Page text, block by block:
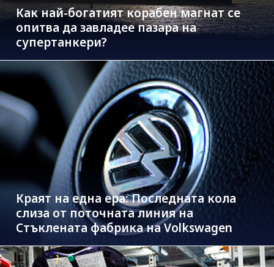
Как най-богатият корабен магнат се
опитва да завладее пазара на
супертанкери?
Краят на една ера: Последната кола
слиза от поточната линия на
Стъклената фабрика на Volkswagen